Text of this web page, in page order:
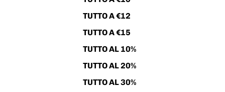
TUTTO A €12
TUTTO A €15
TUTTO AL 10%
TUTTO AL 20%
TUTTO AL 30%